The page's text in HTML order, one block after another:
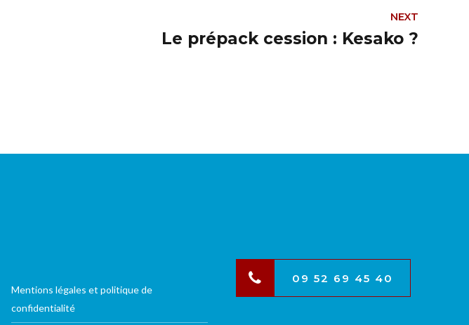
NEXT
Le prépack cession : Kesako ?
Mentions légales et politique de
confidentialité
09 52 69 45 40